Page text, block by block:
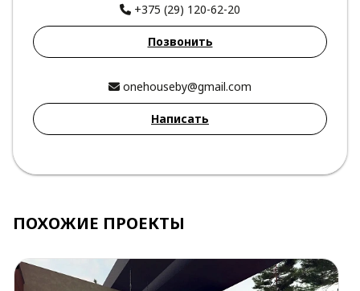
+375 (29) 120-62-20
Позвонить
onehouseby@gmail.com
Написать
ПОХОЖИЕ ПРОЕКТЫ